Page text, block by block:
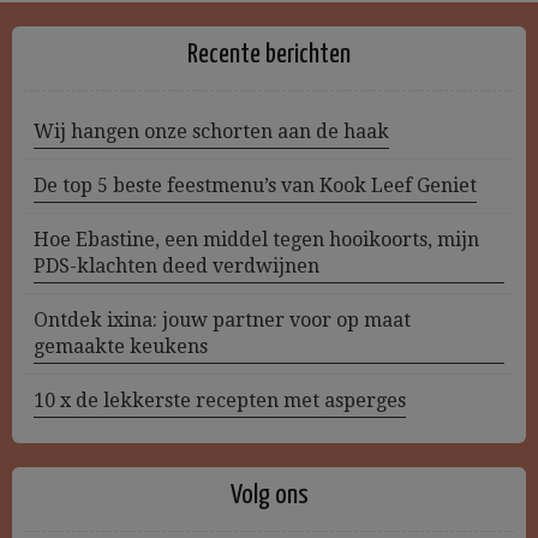
Recente berichten
Wij hangen onze schorten aan de haak
De top 5 beste feestmenu’s van Kook Leef Geniet
Hoe Ebastine, een middel tegen hooikoorts, mijn
PDS-klachten deed verdwijnen
Ontdek ixina: jouw partner voor op maat
gemaakte keukens
10 x de lekkerste recepten met asperges
Volg ons